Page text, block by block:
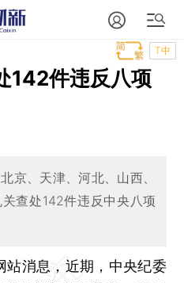
T中
142件违反八项
京、天津、河北、山西、
查处142件违反中央八项
消息，近期，中央纪委